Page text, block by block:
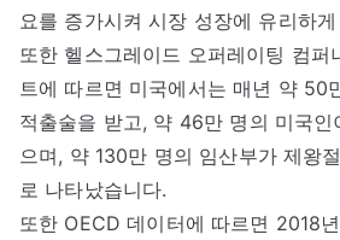
요를 증가시켜 시장 성장에 유리하
또한 헬스그레이드 오퍼레이팅 컴퍼
트에 따르면 미국에서는 매년 약 50
적출술을 받고, 약 46만 명의 미국
으며, 약 130만 명의 임산부가 제왕
로 나타났습니다.
또한 OECD 데이터에 따르면 2018